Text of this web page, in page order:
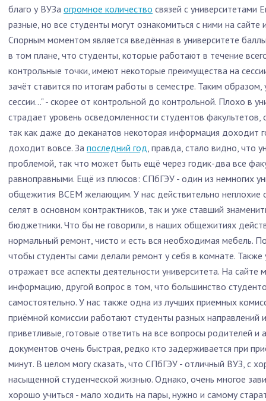
благо у ВУЗа огромное количество связей с университетами
разные, но все студенты могут ознакомиться с ними на сайте
Спорным моментом является введённая в университете
в том плане, что студенты, которые работают в течение
контрольные точки, имеют некоторые преимущества на
зачёт ставится по итогам работы в семестре. Таким образом,
сессии..." - скорее от контрольной до контрольной. Плохо в
страдает уровень осведомленности студентов факультетов,
так как даже до деканатов некоторая информация доходит
доходит вовсе. За последний год, правда, стало видно, что
проблемой, так что может быть ещё через годик-два все
равноправными. Ещё из плюсов: СПбГЭУ - один из немногих
общежития ВСЕМ желающим. У нас действительно неплохие
селят в основном контрактников, так и уже ставший
бюджетники. Что бы не говорили, в наших общежитиях
нормальный ремонт, чисто и есть вся необходимая мебель.
чтобы студенты сами делали ремонт у себя в комнате. Также
отражает все аспекты деятельности университета. На
информацию, другой вопрос в том, что большинство
самостоятельно. У нас также одна из лучших приемных
приёмной комиссии работают студенты разных направлений
приветливые, готовые ответить на все вопросы родителей и
документов очень быстрая, редко кто задерживается при
минут. В целом могу сказать, что СПбГЭУ - отличный ВУЗ, с
насыщенной студенческой жизнью. Однако, очень многое
хорошо учиться - мало ходить на пары, нужно и самому